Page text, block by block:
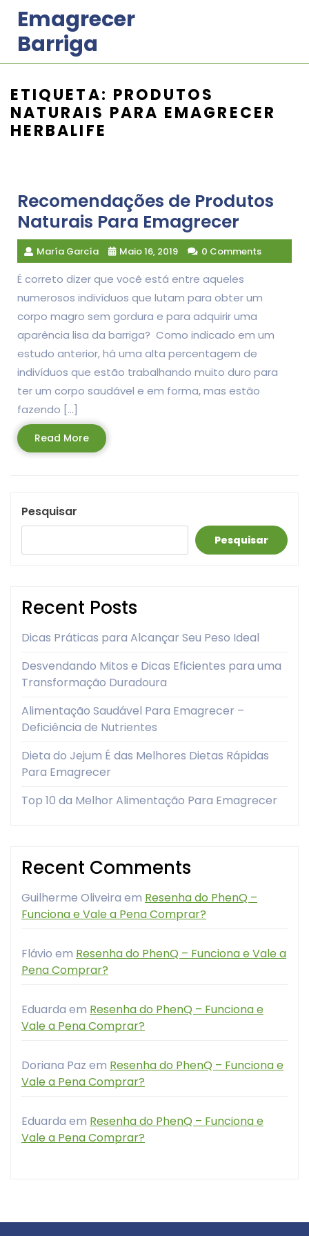
content
Emagrecer
Barriga
ETIQUETA: PRODUTOS
NATURAIS PARA EMAGRECER
HERBALIFE
Recomendações de Produtos
Naturais Para Emagrecer
María García Maio 16, 2019 0 Comments
É correto dizer que você está entre aqueles
numerosos indivíduos que lutam para obter um
corpo magro sem gordura e para adquirir uma
aparência lisa da barriga? Como indicado em um
estudo anterior, há uma alta percentagem de
indivíduos que estão trabalhando muito duro para
ter um corpo saudável e em forma, mas estão
fazendo […]
Read MoreRead
More
Pesquisar
Pesquisar
Recent Posts
Dicas Práticas para Alcançar Seu Peso Ideal
Desvendando Mitos e Dicas Eficientes para uma
Transformação Duradoura
Alimentação Saudável Para Emagrecer –
Deficiência de Nutrientes
Dieta do Jejum É das Melhores Dietas Rápidas
Para Emagrecer
Top 10 da Melhor Alimentação Para Emagrecer
Recent Comments
Guilherme Oliveira em Resenha do PhenQ –
Funciona e Vale a Pena Comprar?
Flávio em Resenha do PhenQ – Funciona e Vale a
Pena Comprar?
Eduarda em Resenha do PhenQ – Funciona e
Vale a Pena Comprar?
Doriana Paz em Resenha do PhenQ – Funciona e
Vale a Pena Comprar?
Eduarda em Resenha do PhenQ – Funciona e
Vale a Pena Comprar?